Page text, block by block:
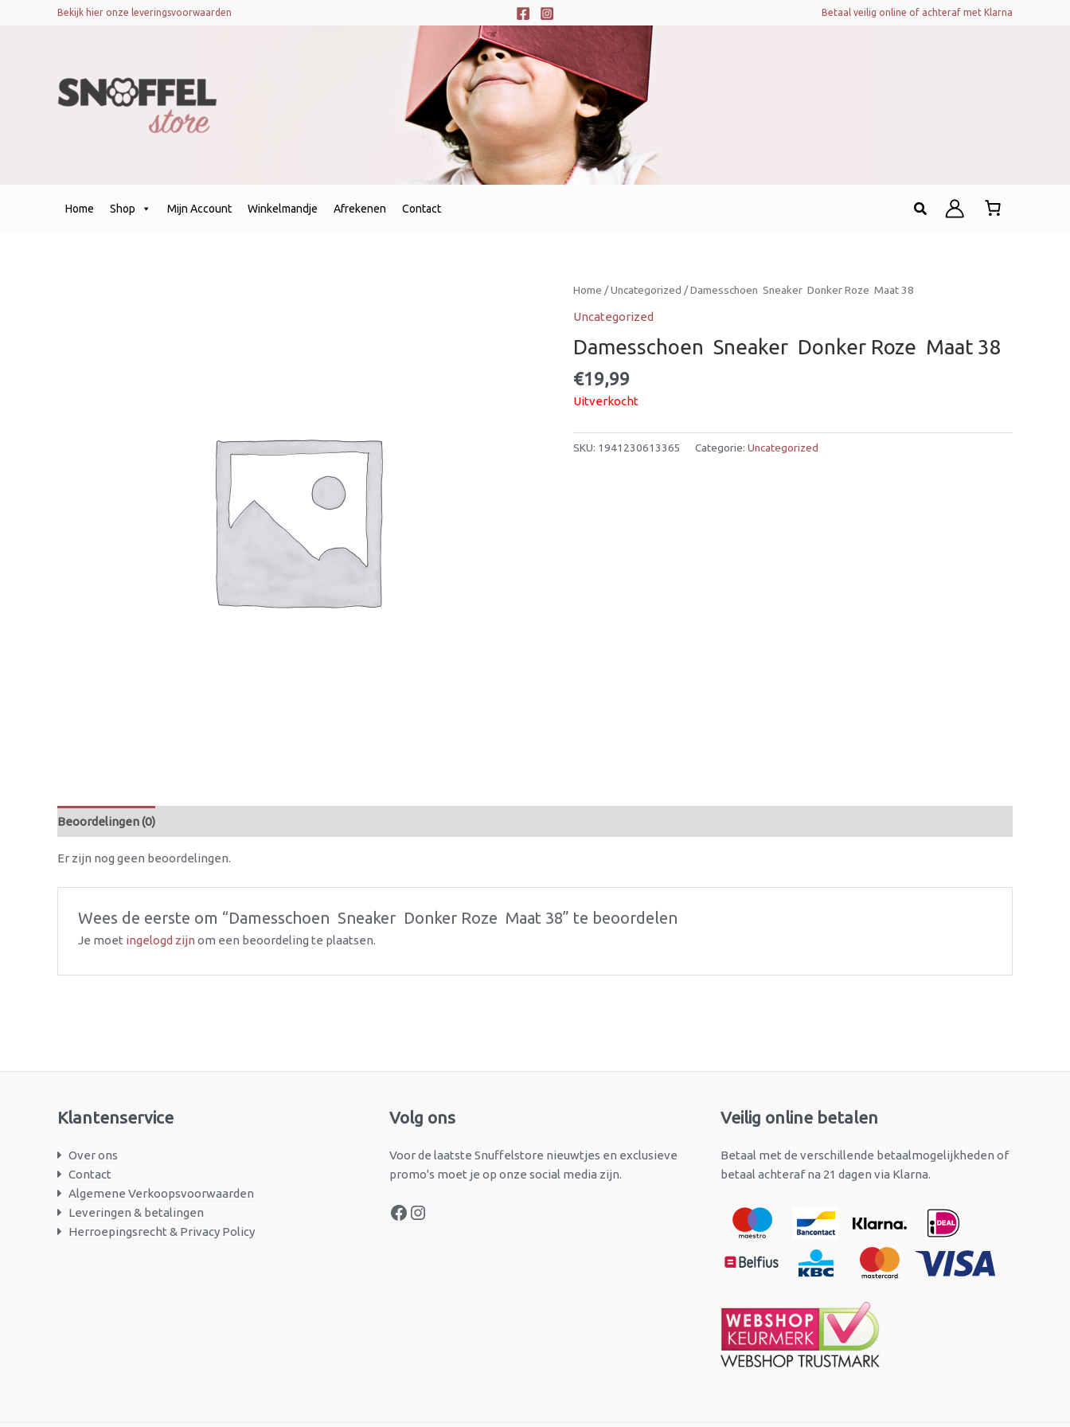
Bekijk hier onze leveringsvoorwaarden Betaal veilig online of achteraf met Klarna
Home Shop Mijn Account Winkelmandje Afrekenen Contact Zoeken
Home /Uncategorized / Damesschoen  Sneaker  Donker Roze  Maat 38
Uncategorized
Damesschoen  Sneaker  Donker Roze  Maat 38
€19,99
Uitverkocht
SKU: 1941230613365 Categorie: Uncategorized
Beoordelingen (0)
Er zijn nog geen beoordelingen.
Wees de eerste om “Damesschoen  Sneaker  Donker Roze  Maat 38” te beoordelen
Je moet ingelogd zijn om een beoordeling te plaatsen.
Klantenservice
Over ons
Contact
Algemene Verkoopsvoorwaarden
Leveringen & betalingen
Herroepingsrecht & Privacy Policy
Volg ons
Voor de laatste Snuffelstore nieuwtjes en exclusieve
promo's moet je op onze social media zijn.
Facebook
Instagram Veilig online betalen
Betaal met de verschillende betaalmogelijkheden of
betaal achteraf na 21 dagen via Klarna.